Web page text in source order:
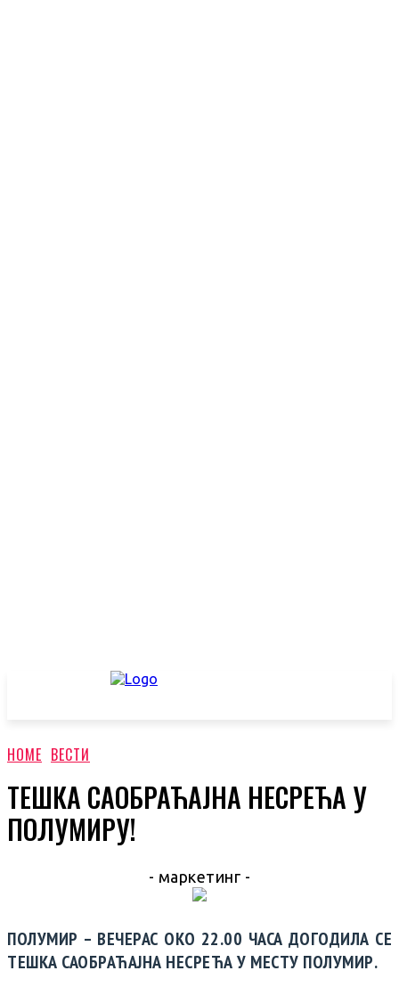
HOME ВЕСТИ
ТЕШКА САОБРАЋАЈНА НЕСРЕЋА У
ПОЛУМИРУ!
- маркетинг -
ПОЛУМИР – ВЕЧЕРАС ОКО 22.00 ЧАСА ДОГОДИЛА СЕ
ТЕШКА САОБРАЋАЈНА НЕСРЕЋА У МЕСТУ ПОЛУМИР.